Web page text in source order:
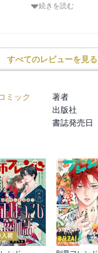
続きを読む
すべてのレビューを見る
ミック 著者
出版社
書誌発売日
入荷